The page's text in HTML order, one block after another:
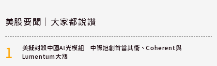
美股要聞｜大家都說讚
1
美擬封殺中國AI光模組 中際旭創首當其衝、Coherent與
Lumentum大漲